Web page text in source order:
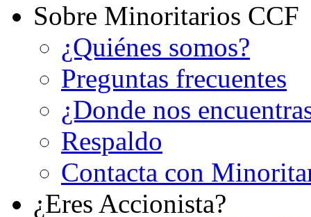
Sobre Minoritarios CCF
¿Quiénes somos?
Preguntas frecuentes
¿Donde nos
Respaldo
Contacta con
¿Eres Accionista?